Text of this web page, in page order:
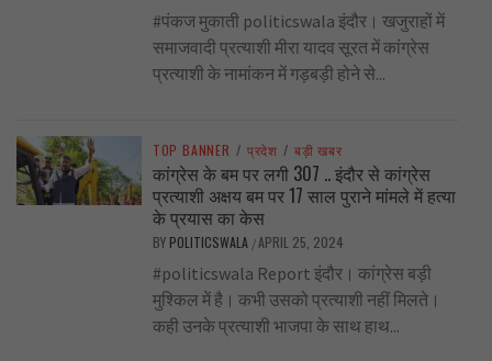
#पंकज मुकाती politicswala इंदौर। खजुराहों में
समाजवादी प्रत्याशी मीरा यादव सूरत में कांग्रेस
प्रत्याशी के नामांकन में गड़बड़ी होने से...
TOP BANNER / प्रदेश / बड़ी खबर
कांग्रेस के बम पर लगी 307 .. इंदौर से कांग्रेस
प्रत्याशी अक्षय बम पर 17 साल पुराने मांमले में हत्या
के प्रयास का केस
BY POLITICSWALA /APRIL 25, 2024
#politicswala Report इंदौर। कांग्रेस बड़ी
मुश्किल में है। कभी उसको प्रत्याशी नहीं मिलते।
कही उनके प्रत्याशी भाजपा के साथ हाथ...